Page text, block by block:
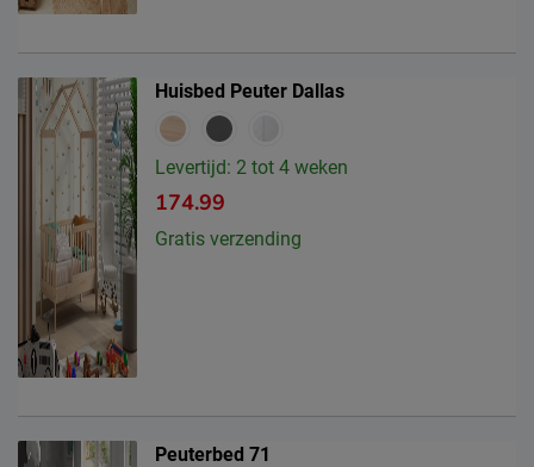
Huisbed Peuter Dallas
Levertijd: 2 tot 4 weken
174.99
Gratis verzending
Peuterbed 71